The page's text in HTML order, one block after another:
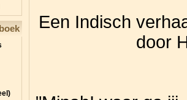
Een Indisch
door